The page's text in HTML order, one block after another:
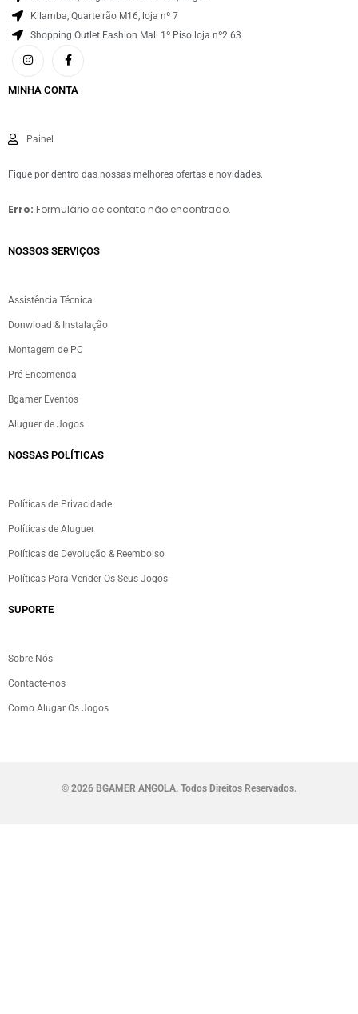
Kilamba, Quarteirão M16, loja nº 7
Shopping Outlet Fashion Mall 1º Piso loja nº2.63
MINHA CONTA
Painel
Fique por dentro das nossas melhores ofertas e novidades.
Erro: Formulário de contato não encontrado.
NOSSOS SERVIÇOS​
Assistência Técnica
Donwload & Instalação
Montagem de PC
Pré-Encomenda
Bgamer Eventos
Aluguer de Jogos
NOSSAS POLÍTICAS
Políticas de Privacidade
Políticas de Aluguer
Políticas de Devolução & Reembolso
Políticas Para Vender Os Seus Jogos
SUPORTE
Sobre Nós
Contacte-nos
Como Alugar Os Jogos
© 2026 BGAMER ANGOLA. Todos Direitos Reservados.